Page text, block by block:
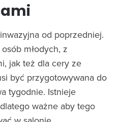
od poprzedniej.
młodych, z
jak też dla cery ze
być przygotowywana do
tygodnie. Istnieje
ważne aby tego